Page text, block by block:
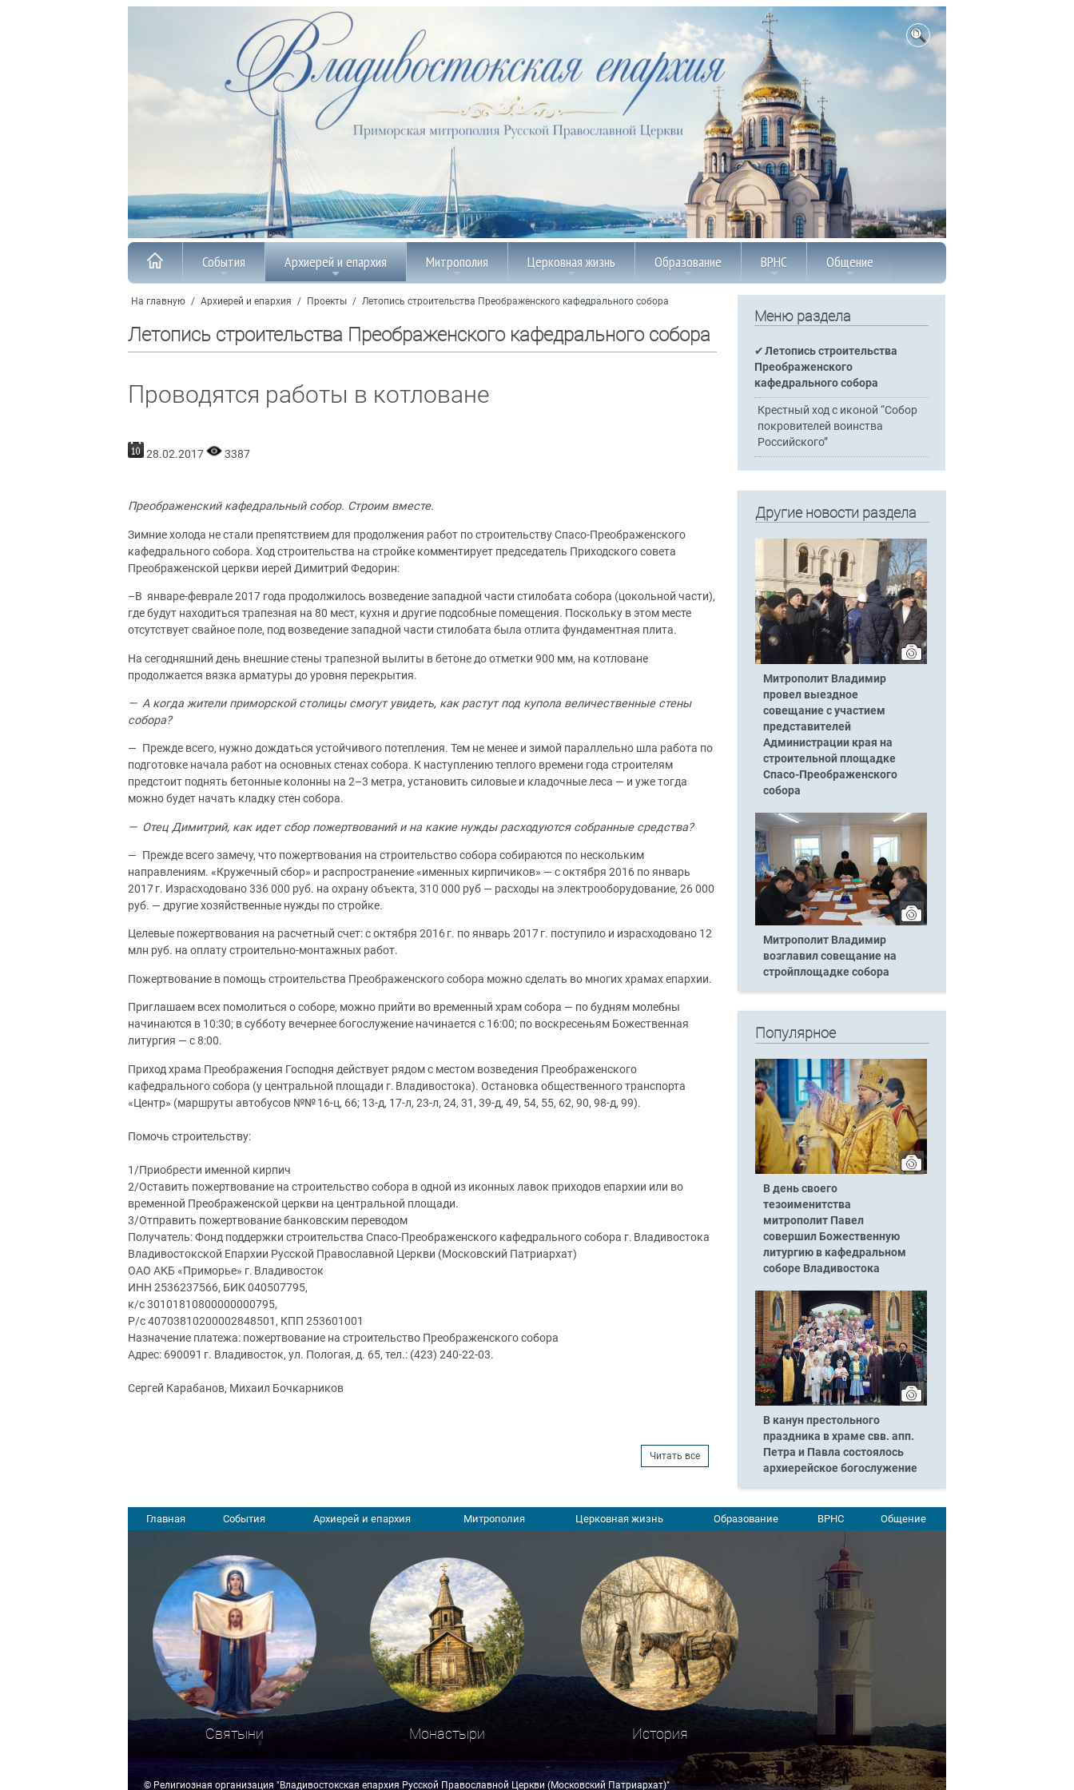
События Архиерей и епархия Митрополия Церковная жизнь Образование ВРНС Общение
На главную / Архиерей и епархия / Проекты / Летопись строительства Преображенского кафедрального собора
Летопись строительства Преображенского кафедрального собора
Проводятся работы в котловане
28.02.2017 3387
Преображенский кафедральный собор. Строим вместе.
Зимние холода не стали препятствием для продолжения работ по строительству Спасо-Преображенского
кафедрального собора. Ход строительства на стройке комментирует председатель Приходского совета
Преображенской церкви иерей Димитрий Федорин:
–В январе-феврале 2017 года продолжилось возведение западной части стилобата собора (цокольной части),
где будут находиться трапезная на 80 мест, кухня и другие подсобные помещения. Поскольку в этом месте
отсутствует свайное поле, под возведение западной части стилобата была отлита фундаментная плита.
На сегодняшний день внешние стены трапезной вылиты в бетоне до отметки 900 мм, на котловане
продолжается вязка арматуры до уровня перекрытия.
— А когда жители приморской столицы смогут увидеть, как растут под купола величественные стены
собора?
— Прежде всего, нужно дождаться устойчивого потепления. Тем не менее и зимой параллельно шла работа по
подготовке начала работ на основных стенах собора. К наступлению теплого времени года строителям
предстоит поднять бетонные колонны на 2–3 метра, установить силовые и кладочные леса — и уже тогда
можно будет начать кладку стен собора.
— Отец Димитрий, как идет сбор пожертвований и на какие нужды расходуются собранные средства?
— Прежде всего замечу, что пожертвования на строительство собора собираются по нескольким
направлениям. «Кружечный сбор» и распространение «именных кирпичиков» — с октября 2016 по январь
2017 г. Израсходовано 336 000 руб. на охрану объекта, 310 000 руб — расходы на электрооборудование, 26 000
руб. — другие хозяйственные нужды по стройке.
Целевые пожертвования на расчетный счет: с октября 2016 г. по январь 2017 г. поступило и израсходовано 12
млн руб. на оплату строительно-монтажных работ.
Пожертвование в помощь строительства Преображенского собора можно сделать во многих храмах епархии.
Приглашаем всех помолиться о соборе, можно прийти во временный храм собора — по будням молебны
начинаются в 10:30; в субботу вечернее богослужение начинается с 16:00; по воскресеньям Божественная
литургия — с 8:00.
Приход храма Преображения Господня действует рядом с местом возведения Преображенского
кафедрального собора (у центральной площади г. Владивостока). Остановка общественного транспорта
«Центр» (маршруты автобусов №№ 16-ц, 66; 13-д, 17-л, 23-л, 24, 31, 39-д, 49, 54, 55, 62, 90, 98-д, 99).
Помочь строительству:
1/Приобрести именной кирпич
2/Оставить пожертвование на строительство собора в одной из иконных лавок приходов епархии или во
временной Преображенской церкви на центральной площади.
3/Отправить пожертвование банковским переводом
Получатель: Фонд поддержки строительства Спасо-Преображенского кафедрального собора г. Владивостока
Владивостокской Епархии Русской Православной Церкви (Московский Патриархат)
ОАО АКБ «Приморье» г. Владивосток
ИНН 2536237566, БИК 040507795,
к/с 30101810800000000795,
Р/с 40703810200002848501, КПП 253601001
Назначение платежа: пожертвование на строительство Преображенского собора
Адрес: 690091 г. Владивосток, ул. Пологая, д. 65, тел.: (423) 240‑22‑03.
Сергей Карабанов, Михаил Бочкарников
Читать все
Меню раздела
Летопись строительства
Преображенского
кафедрального собора
Крестный ход с иконой “Собор
покровителей воинства
Российского”
Другие новости раздела
Митрополит Владимир
провел выездное
совещание с участием
представителей
Администрации края на
строительной площадке
Спасо-Преображенского
собора
Митрополит Владимир
возглавил совещание на
стройплощадке собора
Популярное
В день своего
тезоименитства
митрополит Павел
совершил Божественную
литургию в кафедральном
соборе Владивостока
В канун престольного
праздника в храме свв. апп.
Петра и Павла состоялось
архиерейское богослужение
Главная События Архиерей и епархия Митрополия Церковная жизнь Образование ВРНС Общение
Святыни Монастыри История
© Религиозная организация "Владивостокская епархия Русской Православной Церкви (Московский Патриархат)"